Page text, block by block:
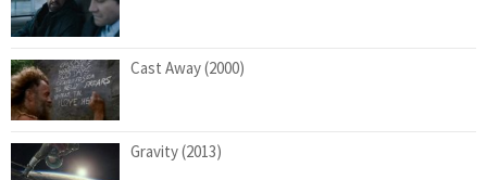
Cast Away (2000)
Gravity (2013)